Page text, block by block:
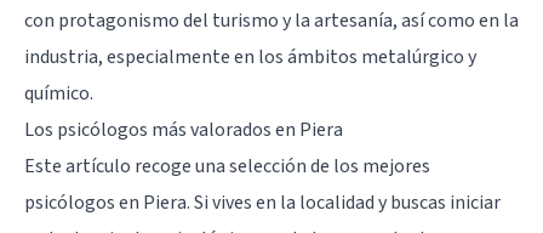
con protagonismo del turismo y la artesanía, así como en la
industria, especialmente en los ámbitos metalúrgico y
químico.
Los psicólogos más valorados en Piera
Este artículo recoge una selección de los mejores
psicólogos en Piera. Si vives en la localidad y buscas iniciar